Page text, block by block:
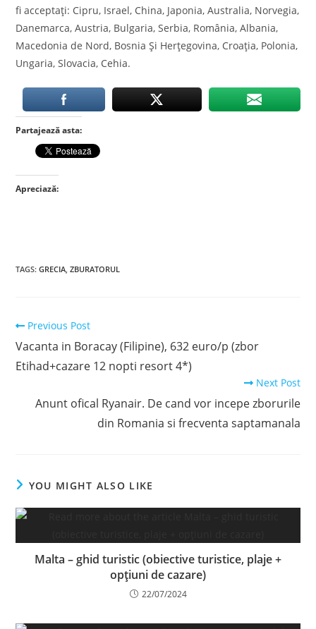
fi acceptați: Cipru, Israel, China, Japonia, Australia, Norvegia,
Danemarca, Austria, Bulgaria, Serbia, România, Albania,
Macedonia de Nord, Bosnia Și Herțegovina, Croația, Polonia,
Ungaria, Slovacia, Cehia.
Partajează asta:
Apreciază:
TAGS:GRECIA, ZBURATORUL
Read
articles
Previous Post
Vacanta in Boracay (Filipine), 632 euro/p (zbor
Etihad+cazare 12 nopti resort 4*)
Next Post
Anunt ofical Ryanair. De cand vor incepe zborurile
din Romania si frecventa saptamanala
YOU MIGHT ALSO LIKE
Malta – ghid turistic (obiective turistice, plaje +
opțiuni de cazare)
22/07/2024